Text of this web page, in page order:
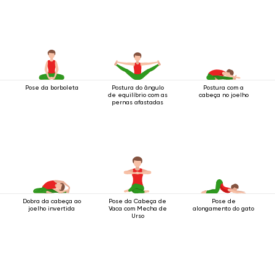
Pose da borboleta
Postura do ângulo
de equilíbrio com as
pernas afastadas
Postura com a
cabeça no joelho
Dobra da cabeça ao
joelho invertida
Pose da Cabeça de
Vaca com Mecha de
Urso
Pose de
alongamento do gato